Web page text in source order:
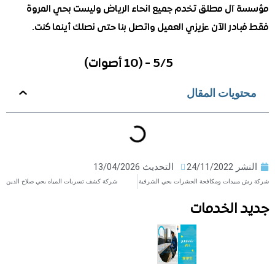
آل مطلق تخدم جميع انحاء الرياض وليست بحي المروة
الآن عزيزي العميل واتصل بنا حتى نصلك أينما كنت.
المقال
24/11/2022 التحديث 13/04/2026
ومكافحة الحشرات بحي الشرفية شركة كشف تسربات المياه بحي صلاح الدين
الخدمات